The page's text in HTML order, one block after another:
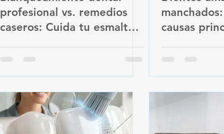
profesional vs. remedios
caseros: Cuida tu esmalte
causas